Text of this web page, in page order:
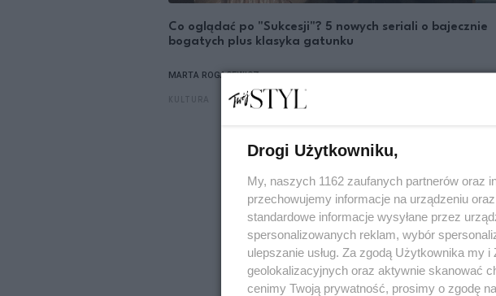
Co oglądać po "Sukcesji"? 5 nowych seriali o bajecznie
bogatych plus klasyka gatunku
MARTA ROGACEWICZ
Drogi Użytkowniku,
My, naszych 1162 zaufanych partnerów oraz
przechowujemy informacje na urządzeniu
standardowe informacje wysyłane przez
spersonalizowanych reklam, wybór
ulepszanie usług. Za zgodą Użytkownika my
geolokalizacyjnych oraz aktywnie skanować
cenimy Twoją prywatność, prosimy o zgodę